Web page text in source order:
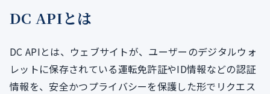
DC APIとは
DC APIとは、ウェブサイトが、ユーザーのデジタルウォ
レットに保存されている運転免許証やID情報などの認証
情報を、安全かつプライバシーを保護した形でリクエス